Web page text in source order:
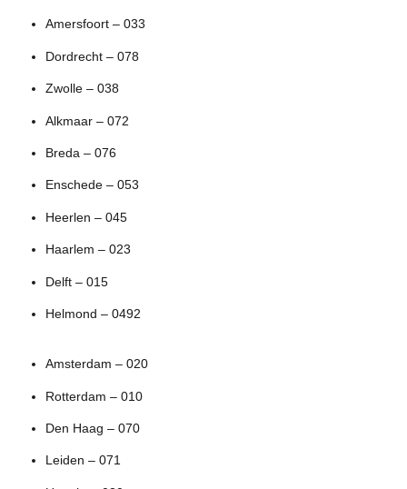
Amersfoort – 033
Dordrecht – 078
Zwolle – 038
Alkmaar – 072
Breda – 076
Enschede – 053
Heerlen – 045
Haarlem – 023
Delft – 015
Helmond – 0492
Amsterdam – 020
Rotterdam – 010
Den Haag – 070
Leiden – 071